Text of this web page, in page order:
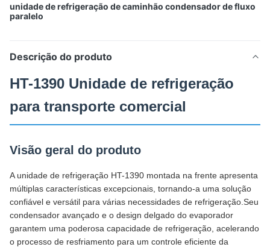
unidade de refrigeração de caminhão condensador de fluxo
paralelo
Descrição do produto
HT-1390 Unidade de refrigeração
para transporte comercial
Visão geral do produto
A unidade de refrigeração HT-1390 montada na frente apresenta
múltiplas características excepcionais, tornando-a uma solução
confiável e versátil para várias necessidades de refrigeração.Seu
condensador avançado e o design delgado do evaporador
garantem uma poderosa capacidade de refrigeração, acelerando
o processo de resfriamento para um controle eficiente da